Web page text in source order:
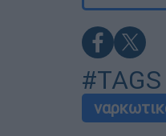
#TAGS